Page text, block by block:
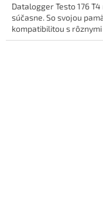
Datalogger Testo 176
súčasne. So svojou
kompatibilitou s